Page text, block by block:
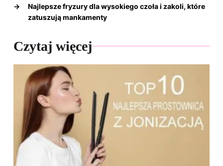
→
Najlepsze fryzury dla wysokiego czoła i zakoli, które
zatuszują mankamenty
Czytaj więcej